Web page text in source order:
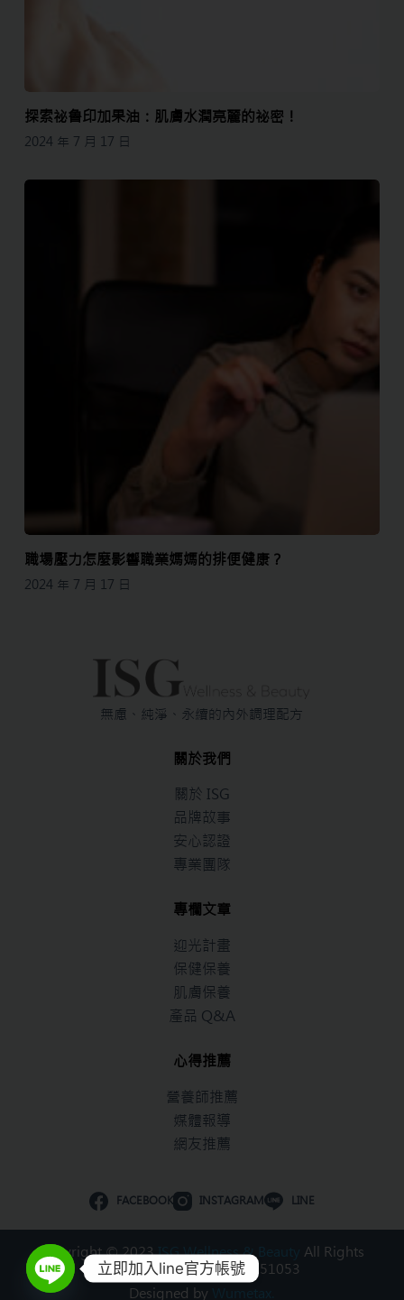
探索祕魯印加果油：肌膚水潤亮麗的祕密！
2024 年 7 月 17 日
職場壓力怎麼影響職業媽媽的排便健康？
2024 年 7 月 17 日
無慮、純淨、永續的內外調理配方
關於我們
關於 ISG
品牌故事
安心認證
專業團隊
專欄文章
迎光計畫
保健保養
肌膚保養
產品 Q&A
心得推薦
營養師推薦
媒體報導
網友推薦
FACEBOOK INSTAGRAM LINE
Copyright © 2023ISG Wellness & Beauty
All Rights
Reserved. 統一編號：53251053
Designed by Wumetax.
立即加入line官方帳號